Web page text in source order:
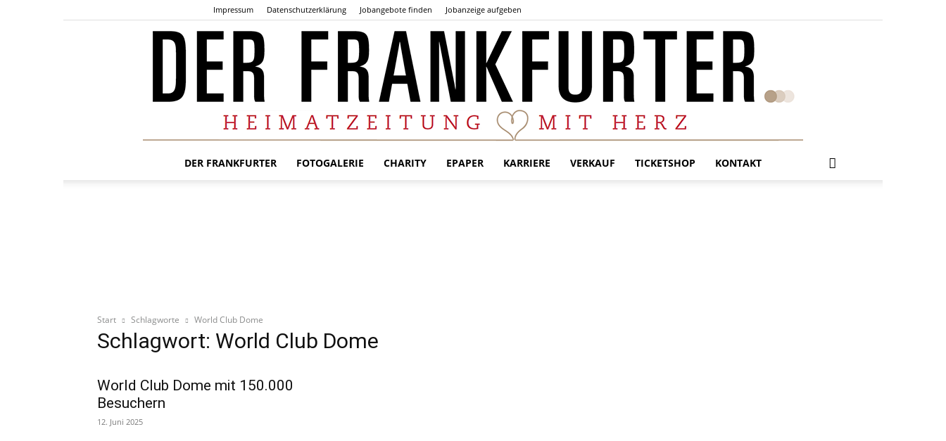
Impressum Datenschutzerklärung Jobangebote finden Jobanzeige aufgeben
DER FRANKFURTER FOTOGALERIE CHARITY EPAPER KARRIERE VERKAUF TICKETSHOP KONTAKT
Start Schlagworte World Club Dome
Schlagwort: World Club Dome
World Club Dome mit 150.000
Besuchern
12. Juni 2025